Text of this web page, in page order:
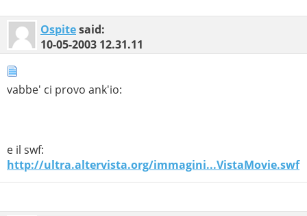
Ospitesaid:
10-05-2003 12.31.11
vabbe' ci provo ank'io:
e il swf:
http://ultra.altervista.org/immagini...VistaMovie.swf